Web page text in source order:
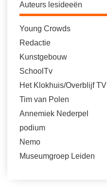
Auteurs lesideeën
Young Crowds
Redactie
Kunstgebouw
SchoolTv
Het Klokhuis/Overblijf TV
Tim van Polen
Annemiek Nederpel
podium
Nemo
Museumgroep Leiden